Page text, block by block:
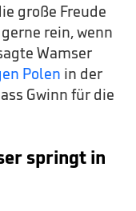
große Freude
rein, wenn
Wamser
Polen in der
Gwinn für die
springt in